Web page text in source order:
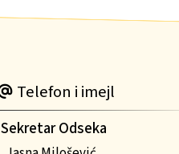
Telefon i imejl
Sekretar Odseka